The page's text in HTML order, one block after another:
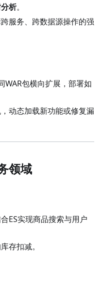
析。
跨服务、跨数据源操作的强
WAR包横向扩展，部署如
，动态加载新功能或修复漏
领域
ES实现商品搜索与用户
存扣减。